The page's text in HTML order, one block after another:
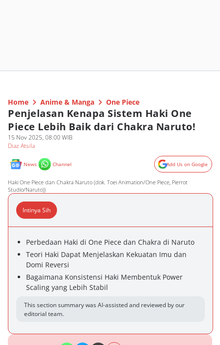
Home Anime & Manga One Piece
Penjelasan Kenapa Sistem Haki One
Piece Lebih Baik dari Chakra Naruto!
15 Nov 2025, 08:00 WIB
Diaz Atsila
News Channel Add Us on Google
Haki One Piece dan Chakra Naruto (dok. Toei Animation/One Piece, Pierrot
Studio/Naruto))
Intinya Sih
Perbedaan Haki di One Piece dan Chakra di Naruto
Teori Haki Dapat Menjelaskan Kekuatan Imu dan
Domi Reversi
Bagaimana Konsistensi Haki Membentuk Power
Scaling yang Lebih Stabil
This section summary was AI-assisted and reviewed by our
editorial team.